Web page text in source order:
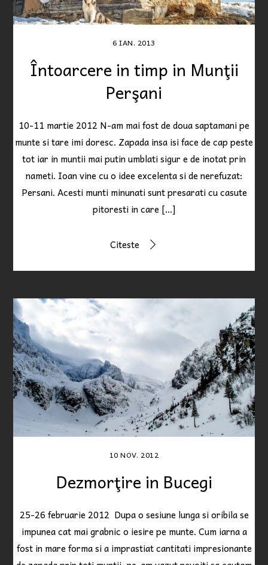
6 IAN. 2013
Întoarcere in timp in Munţii
Perşani
10-11 martie 2012 N-am mai fost de doua saptamani pe
munte si tare imi doresc. Zapada insa isi face de cap peste
tot iar in muntii mai putin umblati sigur e de inotat prin
nameti. Ioan vine cu o idee excelenta si de nerefuzat:
Persani. Acesti munti minunati sunt presarati cu casute
pitoresti in care […]
Citeste
10 NOV. 2012
Dezmorţire in Bucegi
25-26 februarie 2012 Dupa o sesiune lunga si oribila se
impunea cat mai grabnic o iesire pe munte. Cum iarna a
fost in mare forma si a imprastiat cantitati impresionante